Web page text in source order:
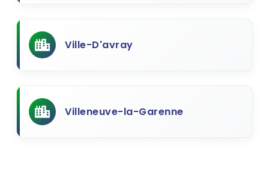
Ville-D'avray
Villeneuve-la-Garenne